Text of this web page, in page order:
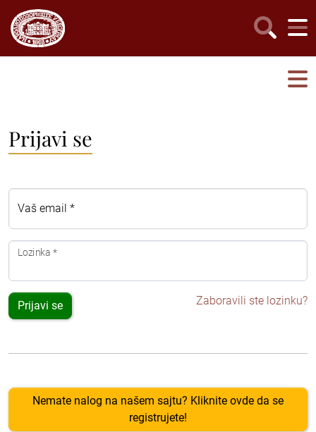
Prijavi se
Vaš email *
Lozinka *
Prijavi se Zaboravili ste lozinku?
Nemate nalog na našem sajtu? Kliknite ovde da se
registrujete!